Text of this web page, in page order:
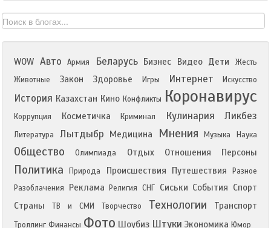
WOW Авто Армия Беларусь Бизнес Видео Дети
Жесть
Животные
Закон Здоровье Игры Интернет Искусство
История Казахстан Кино Конфликты Коронавирус
Коррупция Косметичка Криминал Кулинария Ликбез
Литература Лытдыбр Медицина Мнения Музыка Наука
Общество Олимпиада Отдых Отношения Персоны
Политика Природа Происшествия Путешествия
Разное
Разоблачения
Реклама Религия СНГ Сиськи События Спорт
Страны
ТВ и СМИ Творчество Технологии Транспорт
Троллинг Финансы Фото Шоубиз Штуки Экономика Юмор